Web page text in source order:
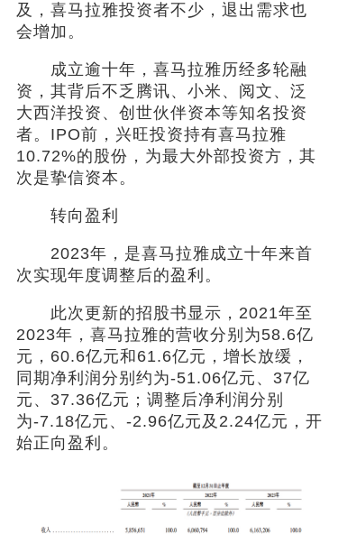
及，喜马拉雅投资者不少，退出需求也
会增加。
成立逾十年，喜马拉雅历经多轮融
资，其背后不乏腾讯、小米、阅文、泛
大西洋投资、创世伙伴资本等知名投资
者。IPO前，兴旺投资持有喜马拉雅
10.72%的股份，为最大外部投资方，其
次是挚信资本。
转向盈利
2023年，是喜马拉雅成立十年来首
次实现年度调整后的盈利。
此次更新的招股书显示，2021年至
2023年，喜马拉雅的营收分别为58.6亿
元，60.6亿元和61.6亿元，增长放缓，
同期净利润分别约为-51.06亿元、37亿
元、37.36亿元；调整后净利润分别
为-7.18亿元、-2.96亿元及2.24亿元，开
始正向盈利。